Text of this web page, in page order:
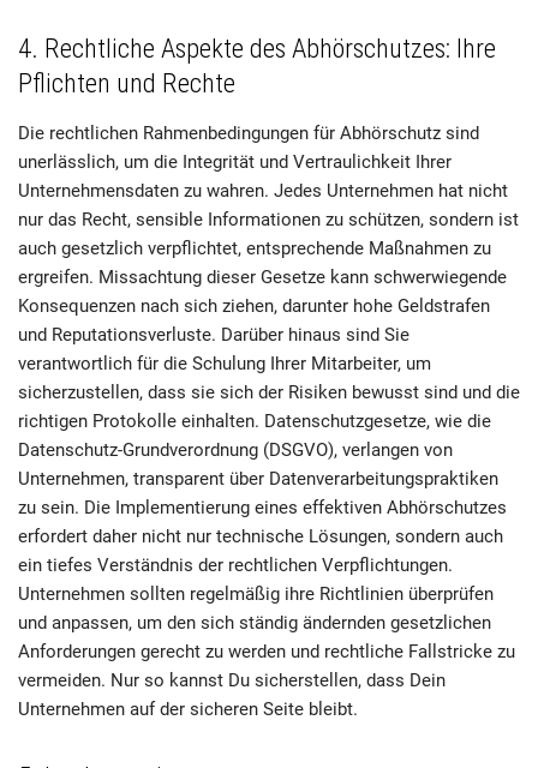
4. Rechtliche Aspekte des Abhörschutzes: Ihre
Pflichten und Rechte
Die rechtlichen Rahmenbedingungen für Abhörschutz sind
unerlässlich, um die Integrität und Vertraulichkeit Ihrer
Unternehmensdaten zu wahren. Jedes Unternehmen hat nicht
nur das Recht, sensible Informationen zu schützen, sondern ist
auch gesetzlich verpflichtet, entsprechende Maßnahmen zu
ergreifen. Missachtung dieser Gesetze kann schwerwiegende
Konsequenzen nach sich ziehen, darunter hohe Geldstrafen
und Reputationsverluste. Darüber hinaus sind Sie
verantwortlich für die Schulung Ihrer Mitarbeiter, um
sicherzustellen, dass sie sich der Risiken bewusst sind und die
richtigen Protokolle einhalten. Datenschutzgesetze, wie die
Datenschutz-Grundverordnung (DSGVO), verlangen von
Unternehmen, transparent über Datenverarbeitungspraktiken
zu sein. Die Implementierung eines effektiven Abhörschutzes
erfordert daher nicht nur technische Lösungen, sondern auch
ein tiefes Verständnis der rechtlichen Verpflichtungen.
Unternehmen sollten regelmäßig ihre Richtlinien überprüfen
und anpassen, um den sich ständig ändernden gesetzlichen
Anforderungen gerecht zu werden und rechtliche Fallstricke zu
vermeiden. Nur so kannst Du sicherstellen, dass Dein
Unternehmen auf der sicheren Seite bleibt.